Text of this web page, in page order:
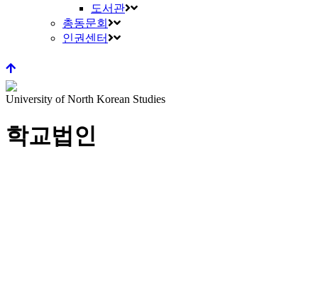
도서관
총동문회
인권센터
University of North Korean Studies
학교법인